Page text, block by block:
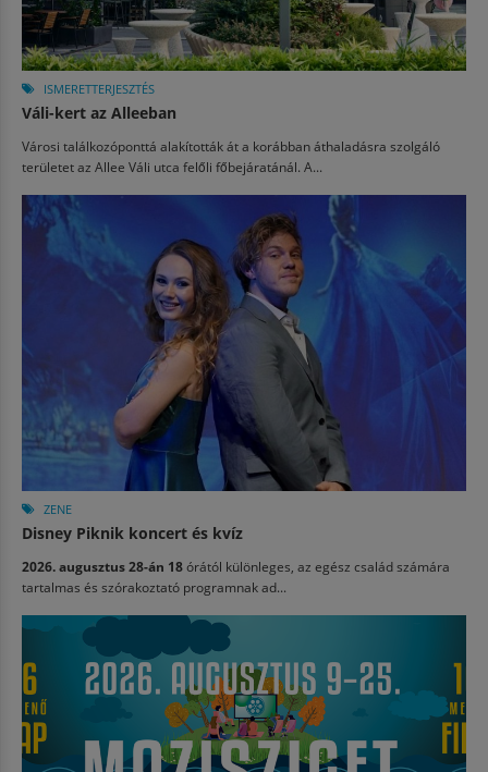
ISMERETTERJESZTÉS
Váli-kert az Alleeban
Városi találkozóponttá alakították át a korábban áthaladásra szolgáló
területet az Allee Váli utca felőli főbejáratánál. A...
ZENE
Disney Piknik koncert és kvíz
2026. augusztus 28-án 18órától különleges, az egész család számára
tartalmas és szórakoztató programnak ad...